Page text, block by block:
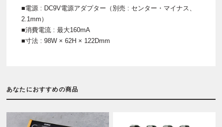
■電源 : DC9V電源アダプター（別売 : センター・マイナス、
2.1mm）
■消費電流 : 最大160mA
■寸法 : 98W × 62H × 122Dmm
あなたにおすすめの商品